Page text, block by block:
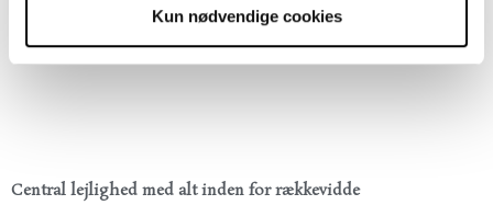
Kun nødvendige cookies
Central lejlighed med alt inden for rækkevidde